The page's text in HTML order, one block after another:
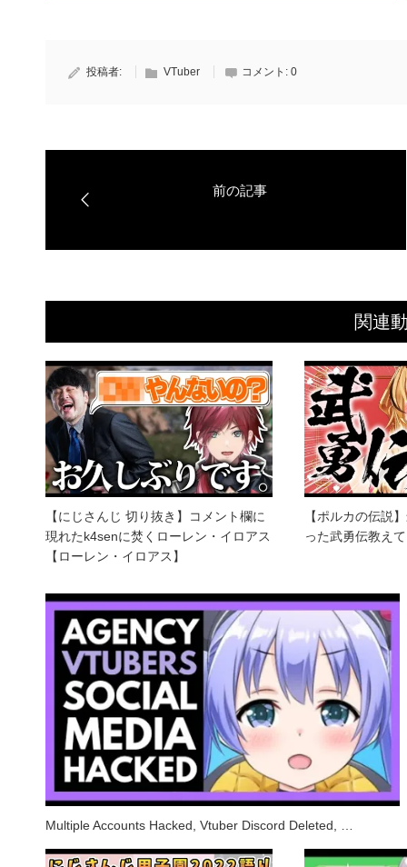
投稿者: VTuber コメント: 0
関連
【にじさんじ 切り抜き】コメント欄に
現れたk4senに焚くローレン・イロアス
【ローレン・イロアス】
【ポルカの伝説
った武勇伝教え
Multiple Accounts Hacked, Vtuber Discord Deleted, …